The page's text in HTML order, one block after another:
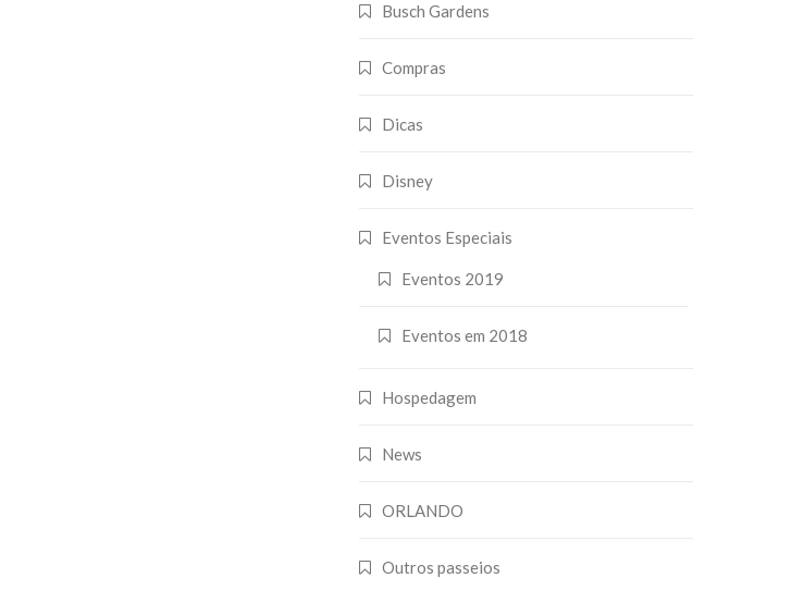
Busch Gardens
Compras
Dicas
Disney
Eventos Especiais
Eventos 2019
Eventos em 2018
Hospedagem
News
ORLANDO
Outros passeios